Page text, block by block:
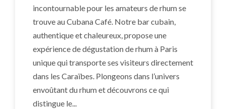
incontournable pour les amateurs de rhum se
trouve au Cubana Café. Notre bar cubain,
authentique et chaleureux, propose une
expérience de dégustation de rhum à Paris
unique qui transporte ses visiteurs directement
dans les Caraïbes. Plongeons dans l’univers
envoûtant du rhum et découvrons ce qui
distingue le...